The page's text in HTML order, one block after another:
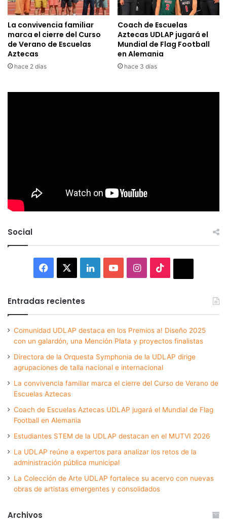
La convivencia familiar
marca el cierre del Curso
de Verano de Escuelas
Aztecas
hace 2 días
Coach de Escuelas
Aztecas UDLAP jugará el
Mundial de Flag Football
en Alemania
hace 3 días
Social
Facebook LinkedInYouTubeInstagram
Entradas recientes
Comunidad UDLAP destaca en los Premios a! Diseño 2025
con un galardón, una Mención Plata y proyectos finalistas
Directora de la Orquesta Symphonia de la UDLAP dirige
agrupaciones de talla nacional e internacional
La convivencia familiar marca el cierre del Curso de Verano de
Escuelas Aztecas
Coach de Escuelas Aztecas UDLAP jugará el Mundial de Flag
Football en Alemania
Estudiantes STEM de la UDLAP destacan en el MUTVI 2026
La UDLAP reúne a expertos para analizar los retos de la
administración pública municipal
La Colección de Arte UDLAP fortalece su acervo con nuevas
obras de artistas emergentes y consolidados
Archivos